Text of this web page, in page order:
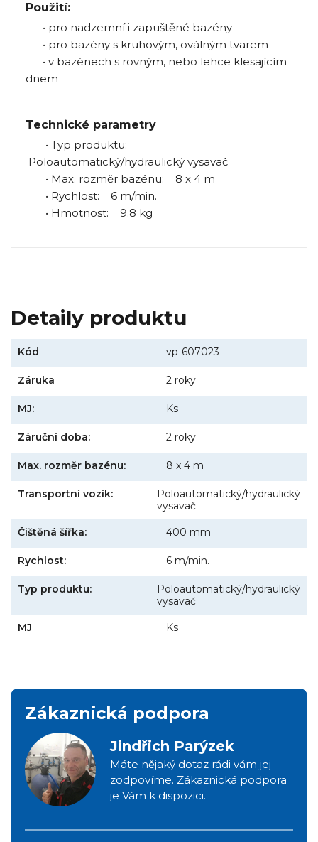
Použití:
• pro nadzemní i zapuštěné bazény
• pro bazény s kruhovým, oválným tvarem
• v bazénech s rovným, nebo lehce klesajícím
dnem
Technické parametry
• Typ produktu:
Poloautomatický/hydraulický vysavač
• Max. rozměr bazénu: 8 x 4 m
• Rychlost: 6 m/min.
• Hmotnost: 9.8 kg
Detaily produktu
Kód vp-607023
Záruka 2 roky
MJ: Ks
Záruční doba: 2 roky
Max. rozměr bazénu: 8 x 4 m
Transportní vozík:
Poloautomatický/hydraulický
vysavač
Čištěná šířka: 400 mm
Rychlost: 6 m/min.
Typ produktu:
Poloautomatický/hydraulický
vysavač
MJ Ks
Zákaznická podpora
Jindřich Parýzek
Máte nějaký dotaz rádi vám jej
zodpovíme. Zákaznická podpora
je Vám k dispozici.